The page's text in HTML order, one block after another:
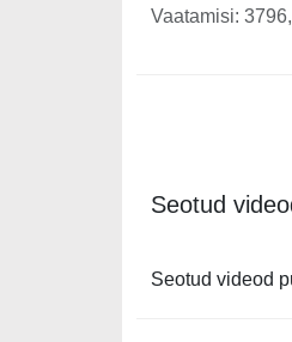
Vaatamisi:
Seotud
Seotud videod